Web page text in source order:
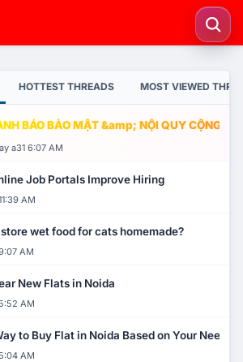
HOTTEST THREADS MOST VIEWED
BÁO BẢO MẬT &amp; NỘI QUY CỘNG
a31 6:07 AM
Job Portals Improve Hiring
AM
wet food for cats homemade?
AM
New Flats in Noida
AM
to Buy Flat in Noida Based on Your Needs
AM